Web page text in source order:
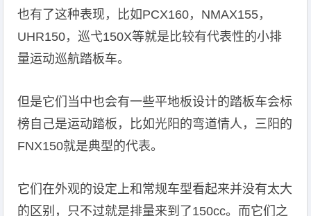
也有了这种表现，比如PCX160，NMAX155，
UHR150，巡弋150X等就是比较有代表性的小排
量运动巡航踏板车。
但是它们当中也会有一些平地板设计的踏板车会标
榜自己是运动踏板，比如光阳的弯道情人，三阳的
FNX150就是典型的代表。
它们在外观的设定上和常规车型看起来并没有太大
的区别，只不过就是排量来到了150cc。而它们之